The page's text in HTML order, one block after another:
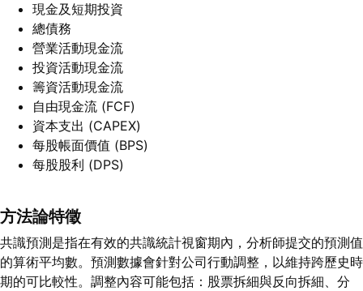
現金及短期投資
總債務
營業活動現金流
投資活動現金流
籌資活動現金流
自由現金流 (FCF)
資本支出 (CAPEX)
每股帳面價值 (BPS)
每股股利 (DPS)
方法論特徵
共識預測是指在有效的共識統計視窗期內，分析師提交的預測值
的算術平均數。預測數據會針對公司行動調整，以維持跨歷史時
期的可比較性。調整內容可能包括：股票拆細與反向拆細、分